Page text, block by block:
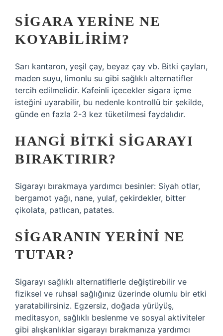
SIGARA YERINE NE
KOYABILIRIM?
Sarı kantaron, yeşil çay, beyaz çay vb. Bitki çayları,
maden suyu, limonlu su gibi sağlıklı alternatifler
tercih edilmelidir. Kafeinli içecekler sigara içme
isteğini uyarabilir, bu nedenle kontrollü bir şekilde,
günde en fazla 2-3 kez tüketilmesi faydalıdır.
HANGI BITKI SIGARAYI
BIRAKTIRIR?
Sigarayı bırakmaya yardımcı besinler: Siyah otlar,
bergamot yağı, nane, yulaf, çekirdekler, bitter
çikolata, patlıcan, patates.
SIGARANIN YERINI NE
TUTAR?
Sigarayı sağlıklı alternatiflerle değiştirebilir ve
fiziksel ve ruhsal sağlığınız üzerinde olumlu bir etki
yaratabilirsiniz. Egzersiz, doğada yürüyüş,
meditasyon, sağlıklı beslenme ve sosyal aktiviteler
gibi alışkanlıklar sigarayı bırakmanıza yardımcı